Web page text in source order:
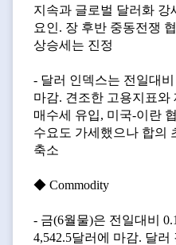
지속과 글로벌 달러화 강
요인. 장 후반 중동전쟁
상승세는 진정
- 달러 인덱스는 전일대비
마감. 견조한 고용지표와
매수세 유입, 미국-이란
수요도 가세했으나 합의
축소
◆ Commodity
- 금(6월물)은 전일대비
4,542.5달러에 마감. 달러